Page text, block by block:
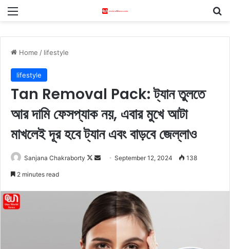
Home / lifestyle
lifestyle
Tan Removal Pack: ট্যান তুলতে
আর দামি ফেসপ্যাক নয়, এবার মুখে আটা
মাখলেই দূর হবে ট্যান এবং বাড়বে জেল্লাও
Sanjana Chakraborty
F
n
d
n
m
September 12, 2024 138
2 minutes read